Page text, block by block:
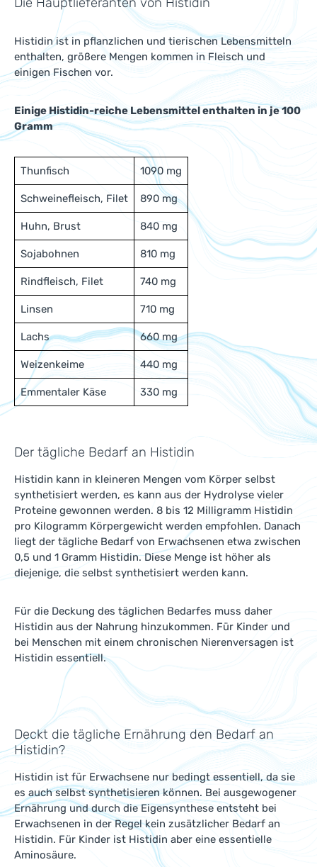
Histidin ist in pflanzlichen und tierischen Lebensmitteln
enthalten, größere Mengen kommen in Fleisch und
einigen Fischen vor.
Einige Histidin-reiche Lebensmittel enthalten in je 100
Gramm
Thunfisch 1090 mg
Schweinefleisch, Filet 890 mg
Huhn, Brust 840 mg
Sojabohnen 810 mg
Rindfleisch, Filet 740 mg
Linsen 710 mg
Lachs 660 mg
Weizenkeime 440 mg
Emmentaler Käse 330 mg
Der tägliche Bedarf an Histidin
Histidin kann in kleineren Mengen vom Körper selbst
synthetisiert werden, es kann aus der Hydrolyse vieler
Proteine gewonnen werden. 8 bis 12 Milligramm Histidin
pro Kilogramm Körpergewicht werden empfohlen. Danach
liegt der tägliche Bedarf von Erwachsenen etwa zwischen
0,5 und 1 Gramm Histidin. Diese Menge ist höher als
diejenige, die selbst synthetisiert werden kann.
Für die Deckung des täglichen Bedarfes muss daher
Histidin aus der Nahrung hinzukommen. Für Kinder und
bei Menschen mit einem chronischen Nierenversagen ist
Histidin essentiell.
Deckt die tägliche Ernährung den Bedarf an
Histidin?
Histidin ist für Erwachsene nur bedingt essentiell, da sie
es auch selbst synthetisieren können. Bei ausgewogener
Ernährung und durch die Eigensynthese entsteht bei
Erwachsenen in der Regel kein zusätzlicher Bedarf an
Histidin. Für Kinder ist Histidin aber eine essentielle
Aminosäure.